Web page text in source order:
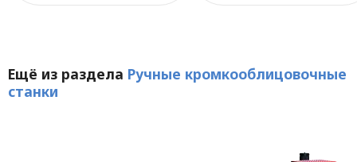
Ещё из раздела Ручные кромкооблицовочные
станки